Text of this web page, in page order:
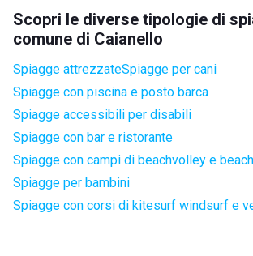
Scopri le diverse tipologie di
comune di Caianello
Spiagge attrezzateSpiagge per cani
Spiagge con piscina e posto barca
Spiagge accessibili per disabili
Spiagge con bar e ristorante
Spiagge con campi di beachvolley e
Spiagge per bambini
Spiagge con corsi di kitesurf windsurf e